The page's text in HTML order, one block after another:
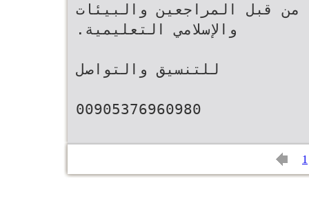
من قبل المراجعين والبيئات
التعليمية‪.‬‬ ‫والإسلامي‬
‫للتنسيق والتواصل‬
1